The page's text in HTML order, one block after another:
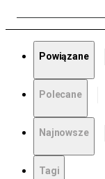
Powiązane
Polecane
Najnowsze
Tagi